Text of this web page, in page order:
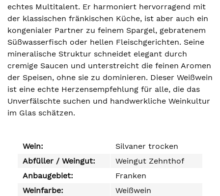
echtes Multitalent. Er harmoniert hervorragend mit
der klassischen fränkischen Küche, ist aber auch ein
kongenialer Partner zu feinem Spargel, gebratenem
Süßwasserfisch oder hellen Fleischgerichten. Seine
mineralische Struktur schneidet elegant durch
cremige Saucen und unterstreicht die feinen Aromen
der Speisen, ohne sie zu dominieren. Dieser Weißwein
ist eine echte Herzensempfehlung für alle, die das
Unverfälschte suchen und handwerkliche Weinkultur
im Glas schätzen.
Wein:
Silvaner trocken
Abfüller / Weingut:
Weingut Zehnthof
Anbaugebiet:
Franken
Weinfarbe:
Weißwein